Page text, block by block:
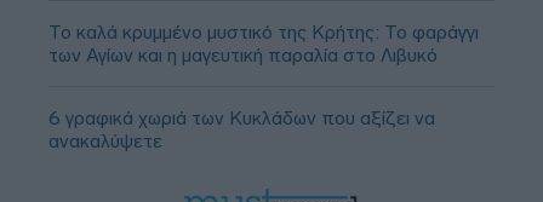
Το καλά κρυμμένο μυστικό της Κρήτης: Το φαράγγι
των Αγίων και η μαγευτική παραλία στο Λιβυκό
6 γραφικά χωριά των Κυκλάδων που αξίζει να
ανακαλύψετε